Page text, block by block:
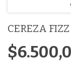
CEREZA